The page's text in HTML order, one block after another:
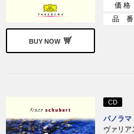
BUY NOW
価 格
品 番
CD
パノラマ
ヴァリア